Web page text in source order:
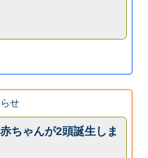
せ
ちゃんが2頭誕生しま